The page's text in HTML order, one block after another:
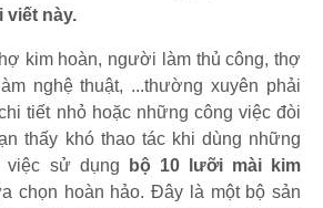
viết này.
kim hoàn, người làm thủ công, thợ
nghệ thuật, ...thường xuyên phải
tiết nhỏ hoặc những công việc đòi
thấy khó thao tác khi dùng những
việc sử dụng
bộ 10 lưỡi mài kim
chọn hoàn hảo. Đây là một bộ sản